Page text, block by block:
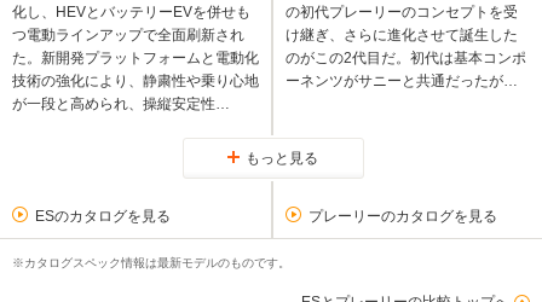
化し、HEVとバッテリーEVを併せも
つ電動ラインアップで全面刷新され
た。新開発プラットフォームと電動化
技術の強化により、静粛性や乗り心地
が一段と高められ、操縦安定性…
の初代プレーリーのコンセプトを受
け継ぎ、さらに進化させて誕生した
のがこの2代目だ。初代は基本コンポ
ーネンツがサニーと共通だったが…
もっと見る
ESのカタログを見る プレーリーのカタログを見る
※カタログスペック情報は最新モデルのものです。